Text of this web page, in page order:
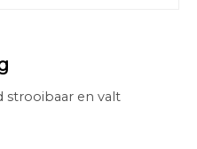
strooibaar en valt